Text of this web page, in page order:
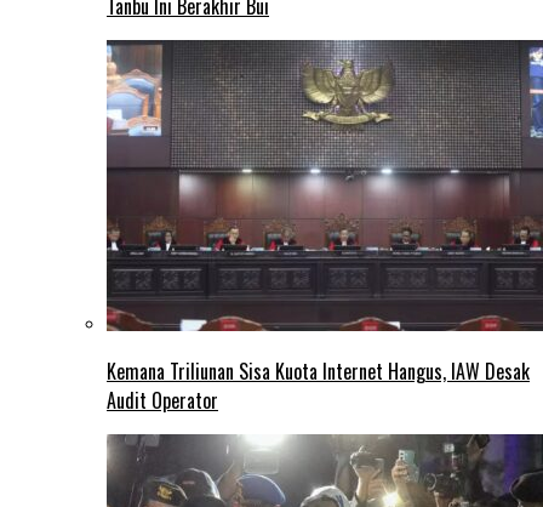
Tanbu Ini Berakhir Bui
Kemana Triliunan Sisa Kuota Internet Hangus, IAW Desak
Audit Operator